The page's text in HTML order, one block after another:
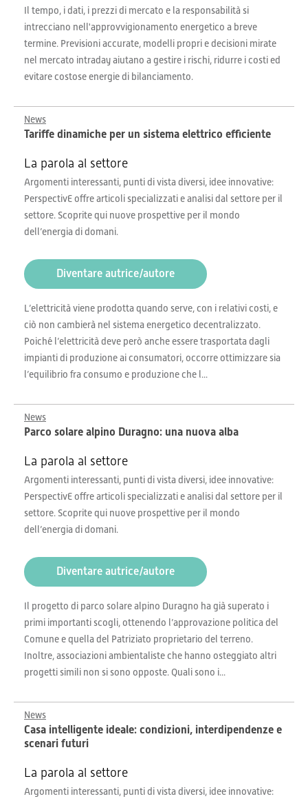
Il tempo, i dati, i prezzi di mercato e la responsabilità si
intrecciano nell'approvvigionamento energetico a breve
termine. Previsioni accurate, modelli propri e decisioni mirate
nel mercato intraday aiutano a gestire i rischi, ridurre i costi ed
evitare costose energie di bilanciamento.
News
Tariffe dinamiche per un sistema elettrico efficiente
La parola al settore
Argomenti interessanti, punti di vista diversi, idee innovative:
PerspectivE offre articoli specializzati e analisi dal settore per il
settore. Scoprite qui nuove prospettive per il mondo
dell’energia di domani.
Diventare autrice/autore
L’elettricità viene prodotta quando serve, con i relativi costi, e
ciò non cambierà nel sistema energetico decentralizzato.
Poiché l’elettricità deve però anche essere trasportata dagli
impianti di produzione ai consumatori, occorre ottimizzare sia
l’equilibrio fra consumo e produzione che l...
News
Parco solare alpino Duragno: una nuova alba
La parola al settore
Argomenti interessanti, punti di vista diversi, idee innovative:
PerspectivE offre articoli specializzati e analisi dal settore per il
settore. Scoprite qui nuove prospettive per il mondo
dell’energia di domani.
Diventare autrice/autore
Il progetto di parco solare alpino Duragno ha già superato i
primi importanti scogli, ottenendo l’approvazione politica del
Comune e quella del Patriziato proprietario del terreno.
Inoltre, associazioni ambientaliste che hanno osteggiato altri
progetti simili non si sono opposte. Quali sono i...
News
Casa intelligente ideale: condizioni, interdipendenze e
scenari futuri
La parola al settore
Argomenti interessanti, punti di vista diversi, idee innovative: